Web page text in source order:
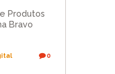
Produtos
Bravo
0